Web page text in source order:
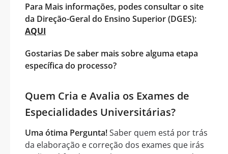
Para Mais informações, podes consultar o site
da Direção-Geral do Ensino Superior (DGES):
AQUI
Gostarias De saber mais sobre alguma etapa
específica do processo?
Quem Cria e Avalia os Exames de
Especialidades Universitárias?
Uma ótima Pergunta!Saber quem está por trás
da elaboração e correção dos exames que irás